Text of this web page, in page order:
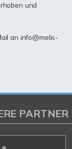
und
an info@melis-